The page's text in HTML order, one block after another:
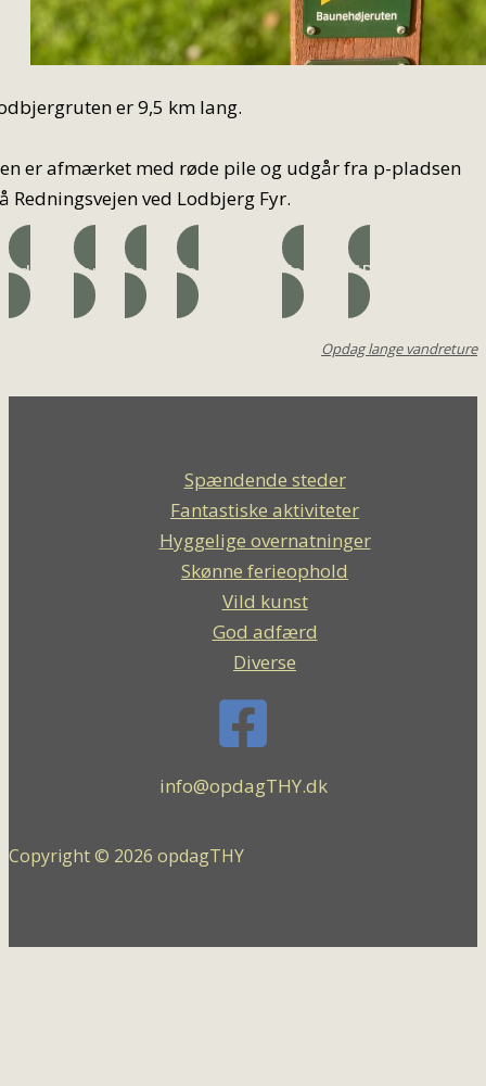
er 9,5 km lang.
er afmærket med røde pile og udgår fra p-pladsen
Redningsvejen ved Lodbjerg Fyr.
Adresse Ruten Folder Folder – kort Folder 2 GPX
Opdag lange vandreture
Spændende steder
Fantastiske aktiviteter
Hyggelige overnatninger
Skønne ferieophold
Vild kunst
God adfærd
Diverse
info@opdagTHY.dk
Copyright © 2026 opdagTHY